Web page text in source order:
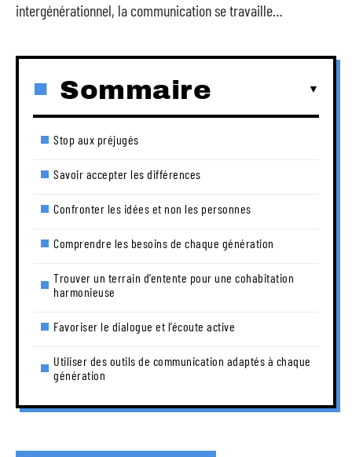
intergénérationnel, la communication se travaille…
Sommaire
Stop aux préjugés
Savoir accepter les différences
Confronter les idées et non les personnes
Comprendre les besoins de chaque génération
Trouver un terrain d’entente pour une cohabitation
harmonieuse
Favoriser le dialogue et l’écoute active
Utiliser des outils de communication adaptés à chaque
génération